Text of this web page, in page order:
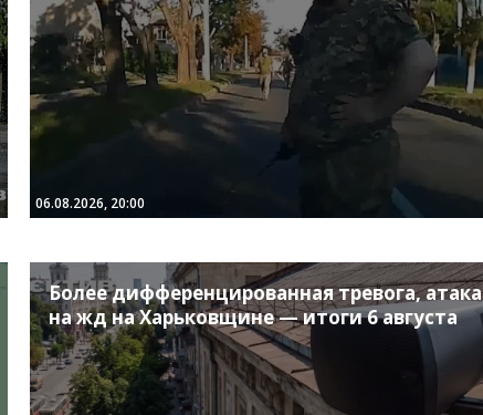
06.08.2026, 20:00
Более дифференцированная тревога, атака
на жд на Харьковщине — итоги 6 августа